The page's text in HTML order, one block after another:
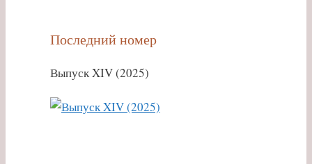
Последний номер
Выпуск XIV (2025)